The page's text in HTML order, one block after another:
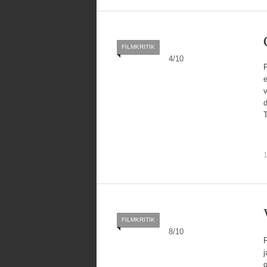
4/10
FILMKRITIK
8/10
FILMKRITIK